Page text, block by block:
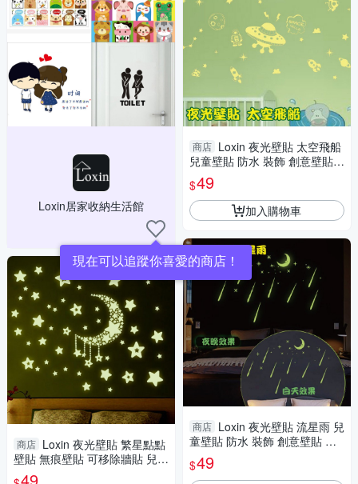
Loxin居家收納生活館
現在可以追蹤你喜愛的商店！
商店 Loxin 夜光壁貼 繁星點點
壁貼 無痕壁貼 可移除牆貼 兒童
房佈置
商店 Loxin 夜光壁貼 太空飛船
兒童壁貼 防水 裝飾 創意壁貼
壁紙 牆貼 背景貼
$49
加入購物車
商店 Loxin 夜光壁貼 流星雨 兒
童壁貼 防水 裝飾 創意壁貼 壁
紙 牆貼 背景貼
$49